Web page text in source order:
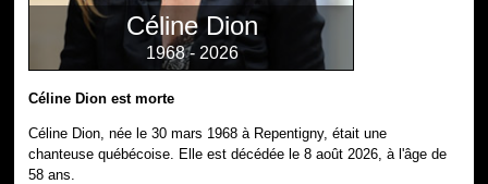
Céline Dion
1968 - 2026
Céline Dion est morte
Céline Dion, née le 30 mars 1968 à Repentigny, était une
chanteuse québécoise. Elle est décédée le 8 août 2026, à l'âge de
58 ans.